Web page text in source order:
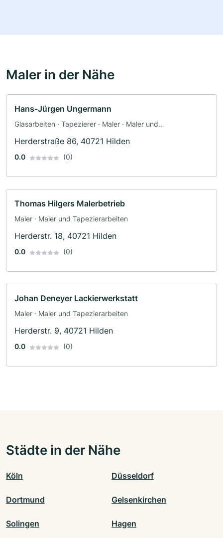
Maler in der Nähe
Hans-Jürgen Ungermann
Glasarbeiten · Tapezierer · Maler · Maler und
Schimmelsanierung · Dämmung
Herderstraße 86, 40721 Hilden
0.0 (0)
Thomas Hilgers Malerbetrieb
Maler · Maler und Tapezierarbeiten
Herderstr. 18, 40721 Hilden
0.0 (0)
Johan Deneyer Lackierwerkstatt
Maler · Maler und Tapezierarbeiten
Herderstr. 9, 40721 Hilden
0.0 (0)
Städte in der Nähe
Köln Düsseldorf
Dortmund Gelsenkirchen
Solingen Hagen